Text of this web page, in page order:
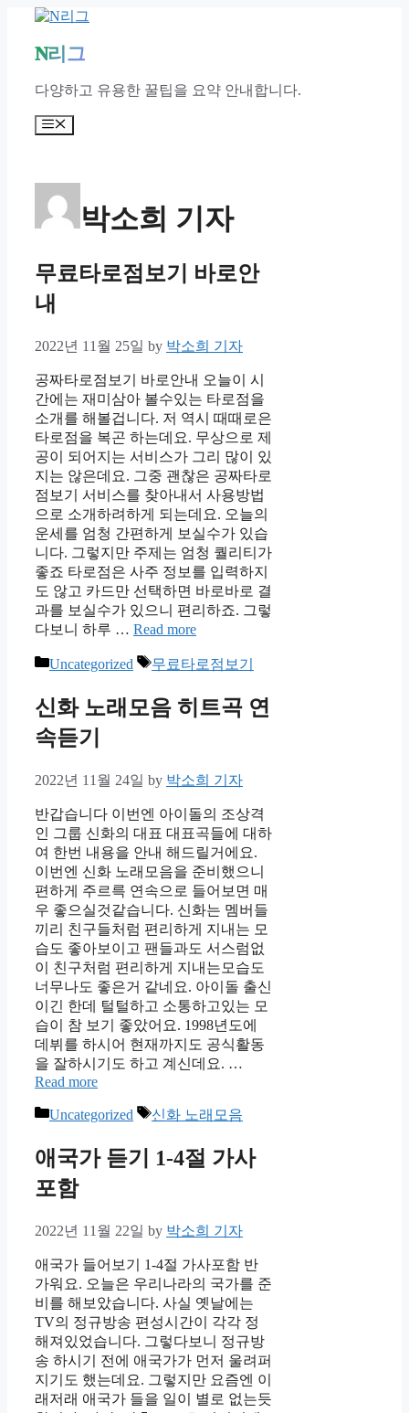
contentN리그
다양하고 유용한 꿀팁을 요약 안내합니다.
Menu
박소희 기자
무료타로점보기 바로안
내
2022년 11월 25일 by 박소희 기자
공짜타로점보기 바로안내 오늘이 시
간에는 재미삼아 볼수있는 타로점을
소개를 해볼겁니다. 저 역시 때때로은
타로점을 복곤 하는데요. 무상으로 제
공이 되어지는 서비스가 그리 많이 있
지는 않은데요. 그중 괜찮은 공짜타로
점보기 서비스를 찾아내서 사용방법
으로 소개하려하게 되는데요. 오늘의
운세를 엄청 간편하게 보실수가 있습
니다. 그렇지만 주제는 엄청 퀄리티가
좋죠 타로점은 사주 정보를 입력하지
도 않고 카드만 선택하면 바로바로 결
과를 보실수가 있으니 편리하죠. 그렇
다보니 하루 … Read more
Categories
Uncategorized Tags
무료타로점보기
신화 노래모음 히트곡 연
속듣기
2022년 11월 24일 by 박소희 기자
반갑습니다 이번엔 아이돌의 조상격
인 그룹 신화의 대표 대표곡들에 대하
여 한번 내용을 안내 해드릴거에요.
이번엔 신화 노래모음을 준비했으니
편하게 주르륵 연속으로 들어보면 매
우 좋으실것같습니다. 신화는 멤버들
끼리 친구들처럼 편리하게 지내는 모
습도 좋아보이고 팬들과도 서스럼없
이 친구처럼 편리하게 지내는모습도
너무나도 좋은거 같네요. 아이돌 출신
이긴 한데 털털하고 소통하고있는 모
습이 참 보기 좋았어요. 1998년도에
데뷔를 하시어 현재까지도 공식활동
을 잘하시기도 하고 계신데요. …
Read more
Categories
Uncategorized Tags
신화 노래모음
애국가 듣기 1-4절 가사
포함
2022년 11월 22일 by 박소희 기자
애국가 들어보기 1-4절 가사포함 반
가워요. 오늘은 우리나라의 국가를 준
비를 해보았습니다. 사실 옛날에는
TV의 정규방송 편성시간이 각각 정
해져있었습니다. 그렇다보니 정규방
송 하시기 전에 애국가가 먼저 울려퍼
지기도 했는데요. 그렇지만 요즘엔 이
래저래 애국가 들을 일이 별로 없는듯